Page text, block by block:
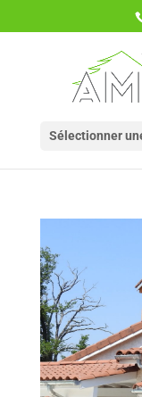
Sélectionner